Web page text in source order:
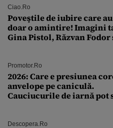
Ciao.ro
Poveştile de iubire care
doar o amintire! Imagini
Gina Pistol, Răzvan Fodor
Promotor.ro
2026: Care e presiunea
anvelope pe caniculă.
Cauciucurile de iarnă pot
Descopera.ro